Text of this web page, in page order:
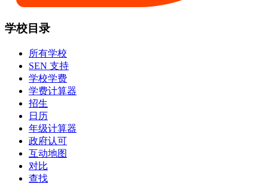
学校目录
所有学校
SEN 支持
学校学费
学费计算器
招生
日历
年级计算器
政府认可
互动地图
对比
查找